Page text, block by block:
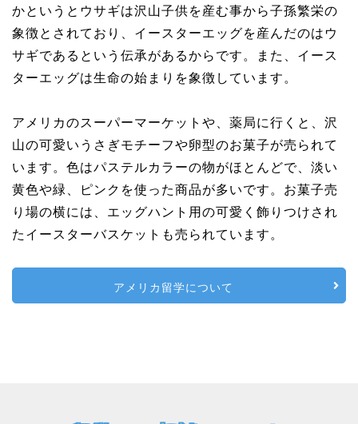
かというとウサギは沢山子供を産む事から子孫繁栄の
象徴とされており、イースターエッグを産んだのはウ
サギであるという伝承があるからです。また、イース
ターエッグは生命の始まりを象徴しています。
アメリカのスーパーマーケットや、薬局に行くと、沢
山の可愛いうさぎモチーフや卵型のお菓子が売られて
います。色はパステルカラーの物がほとんどで、淡い
黄色や緑、ピンクを使った商品が多いです。お菓子売
り場の横には、エッグハント用の可愛く飾りつけされ
たイースターバスケットも売られています。
アメリカ留学について